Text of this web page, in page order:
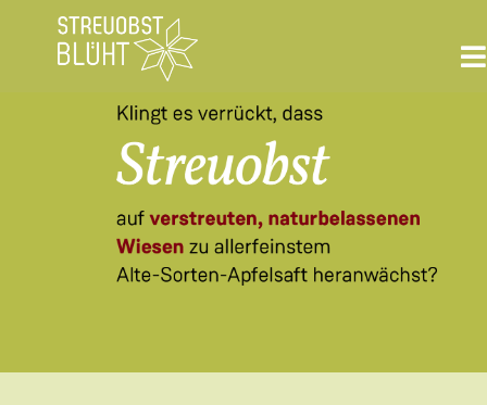
Zugänglichkeitssystem